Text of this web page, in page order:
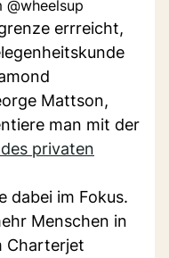
@wheelsup
errreicht,
Mattson,
man mit der
privaten
dabei im Fokus.
Menschen in
Charterjet